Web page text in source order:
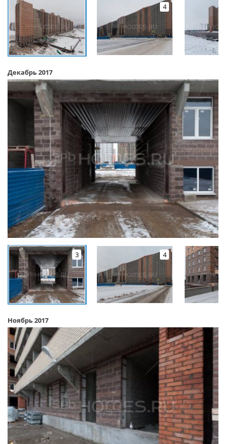
4
Декабрь 2017
3 4
Ноябрь 2017